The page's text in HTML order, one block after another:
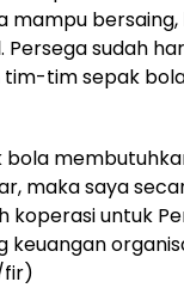
mampu
Persega sudah
tim sepak
bola
maka saya
koperasi untuk
fir)